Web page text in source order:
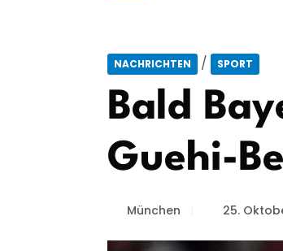
NACHRICHTEN / SPORT
Bald
Guehi-
München 25.